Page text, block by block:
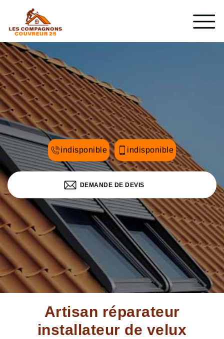
indisponible indisponible
DEMANDE DE DEVIS
Artisan réparateur
installateur de velux